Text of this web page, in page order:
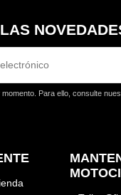
Para ello, consulte